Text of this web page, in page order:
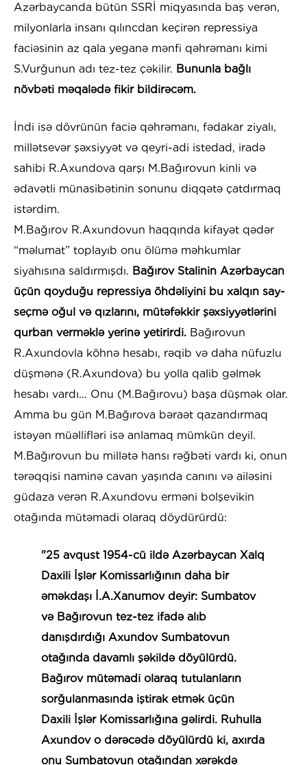
Azərbaycanda bütün SSRİ miqyasında baş verən,
milyonlarla insanı qılıncdan keçirən repressiya
faciəsinin az qala yeganə mənfi qəhrəmanı kimi
S.Vurğunun adı tez-tez çəkilir. Bununla bağlı
növbəti məqalədə fikir bildirəcəm.
İndi isə dövrünün faciə qəhrəmanı, fədakar ziyalı,
millətsevər şəxsiyyət və qeyri-adi istedad, iradə
sahibi R.Axundova qarşı M.Bağırovun kinli və
ədavətli münasibətinin sonunu diqqətə çatdırmaq
istərdim.
M.Bağırov R.Axundovun haqqında kifayət qədər
“məlumat” toplayıb onu ölümə məhkumlar
siyahısına saldırmışdı. Bağırov Stalinin Azərbaycan
üçün qoyduğu repressiya öhdəliyini bu xalqın say-
seçmə oğul və qızlarını, mütəfəkkir şəxsiyyətlərini
qurban verməklə yerinə yetirirdi. Bağırovun
R.Axundovla köhnə hesabı, rəqib və daha nüfuzlu
düşmənə (R.Axundova) bu yolla qalib gəlmək
hesabı vardı… Onu (M.Bağırovu) başa düşmək olar.
Amma bu gün M.Bağırova bəraət qazandırmaq
istəyən müəllifləri isə anlamaq mümkün deyil.
M.Bağırovun bu millətə hansı rəğbəti vardı ki, onun
tərəqqisi naminə cavan yaşında canını və ailəsini
güdaza verən R.Axundovu erməni bolşevikin
otağında mütəmadi olaraq döydürürdü:
"25 avqust 1954-cü ildə Azərbaycan Xalq
Daxili İşlər Komissarlığının daha bir
əməkdaşı İ.A.Xanumov deyir: Sumbatov
və Bağırovun tez-tez ifadə alıb
danışdırdığı Axundov Sumbatovun
otağında davamlı şəkildə döyülürdü.
Bağırov mütəmadi olaraq tutulanların
sorğulanmasında iştirak etmək üçün
Daxili İşlər Komissarlığına gəlirdi. Ruhulla
Axundov o dərəcədə döyülürdü ki, axırda
onu Sumbatovun otağından xərəkdə